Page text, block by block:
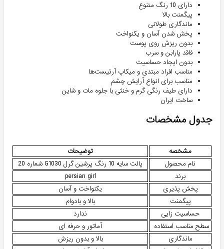
دارای 10 رنگ متنوع
پیگمنت بالا
ماندگاری طولانی
پخش شدن آسان و یکنواخت
بدون ریزش روی پوست
فاقد پارابن و سرب
بدون ایجاد حساسیت
مناسب افراد مبتدی و میکاپ آرتیست‌ها
مناسب برای انواع آرایش چشم
دارای طیف رنگی گرم و خنثی با جلوه مات و شاین
ساخت ایران
جدول مشخصات
مشخصه
توضیحات
نام محصول
پالت سایه 10 رنگ پرشین گرل G1030 شماره 20
برند
persian girl
پخش پذیری
یکنواخت و آسان
پیگمنت
بالا و بادوام
حساسیت زایی
ندارد
سطح مناسب استفاده
آماتور و حرفه ای
ماندگاری
بالا و بدون ریزش